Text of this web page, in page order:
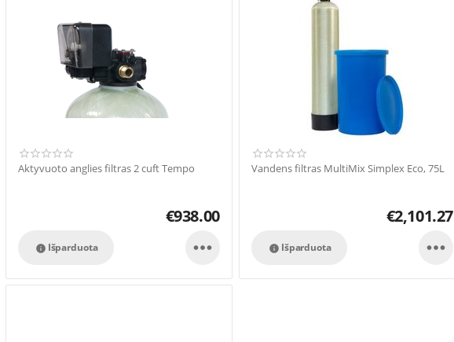
Aktyvuoto anglies filtras 2 cuft Tempo
€938.00
Išparduota
 
Vandens filtras MultiMix Simplex Eco, 75L
€2,101.27
Išparduota
 